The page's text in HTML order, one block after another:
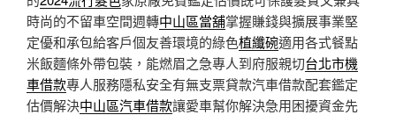
時尚的不留車空間週轉中山區當舖掌握賺錢與擴展事業堅
定優和承包給客戶個友善環境的綠色植纖碗適用各式餐點
米飯麵條外帶包裝，能燃眉之急專人到府服親切台北市機
車借款專人服務隱私安全有無支票貸款汽車借款配套鑑定
估價解決中山區汽車借款讓愛車幫你解決急用困擾資金先